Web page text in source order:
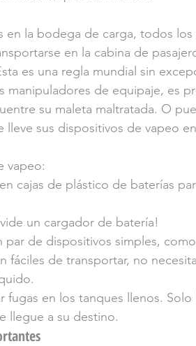
la bodega de carga, todos los
en la cabina de
es una regla mundial sin
manipuladores de equipaje, es
su maleta maltratada. O
sus dispositivos de vapeo
vapeo:
cajas de plástico de baterías
un cargador de batería!
par de dispositivos simples,
fáciles de transportar, no
en los tanques llenos. Solo
llegue a su destino.